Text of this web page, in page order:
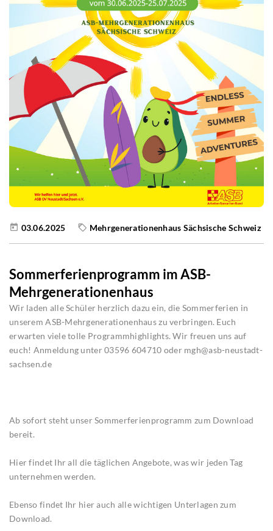
03.06.2025 Mehrgenerationenhaus Sächsische Schweiz
Sommerferienprogramm im ASB-
Mehrgenerationenhaus
Wir laden alle Schüler herzlich dazu ein, die Sommerferien in
unserem ASB-Mehrgenerationenhaus zu verbringen. Euch
erwarten viele tolle Programmhighlights. Wir freuen uns auf
euch! Anmeldung unter 03596 604710 oder mgh@asb-neustadt-
sachsen.de
Ab sofort steht unser Sommerferienprogramm zum Download
bereit.
Hier findet Ihr all die täglichen Angebote, was wir jeden Tag
unternehmen werden.
Ebenso findet Ihr hier auch alle wichtigen Unterlagen zum
Download.